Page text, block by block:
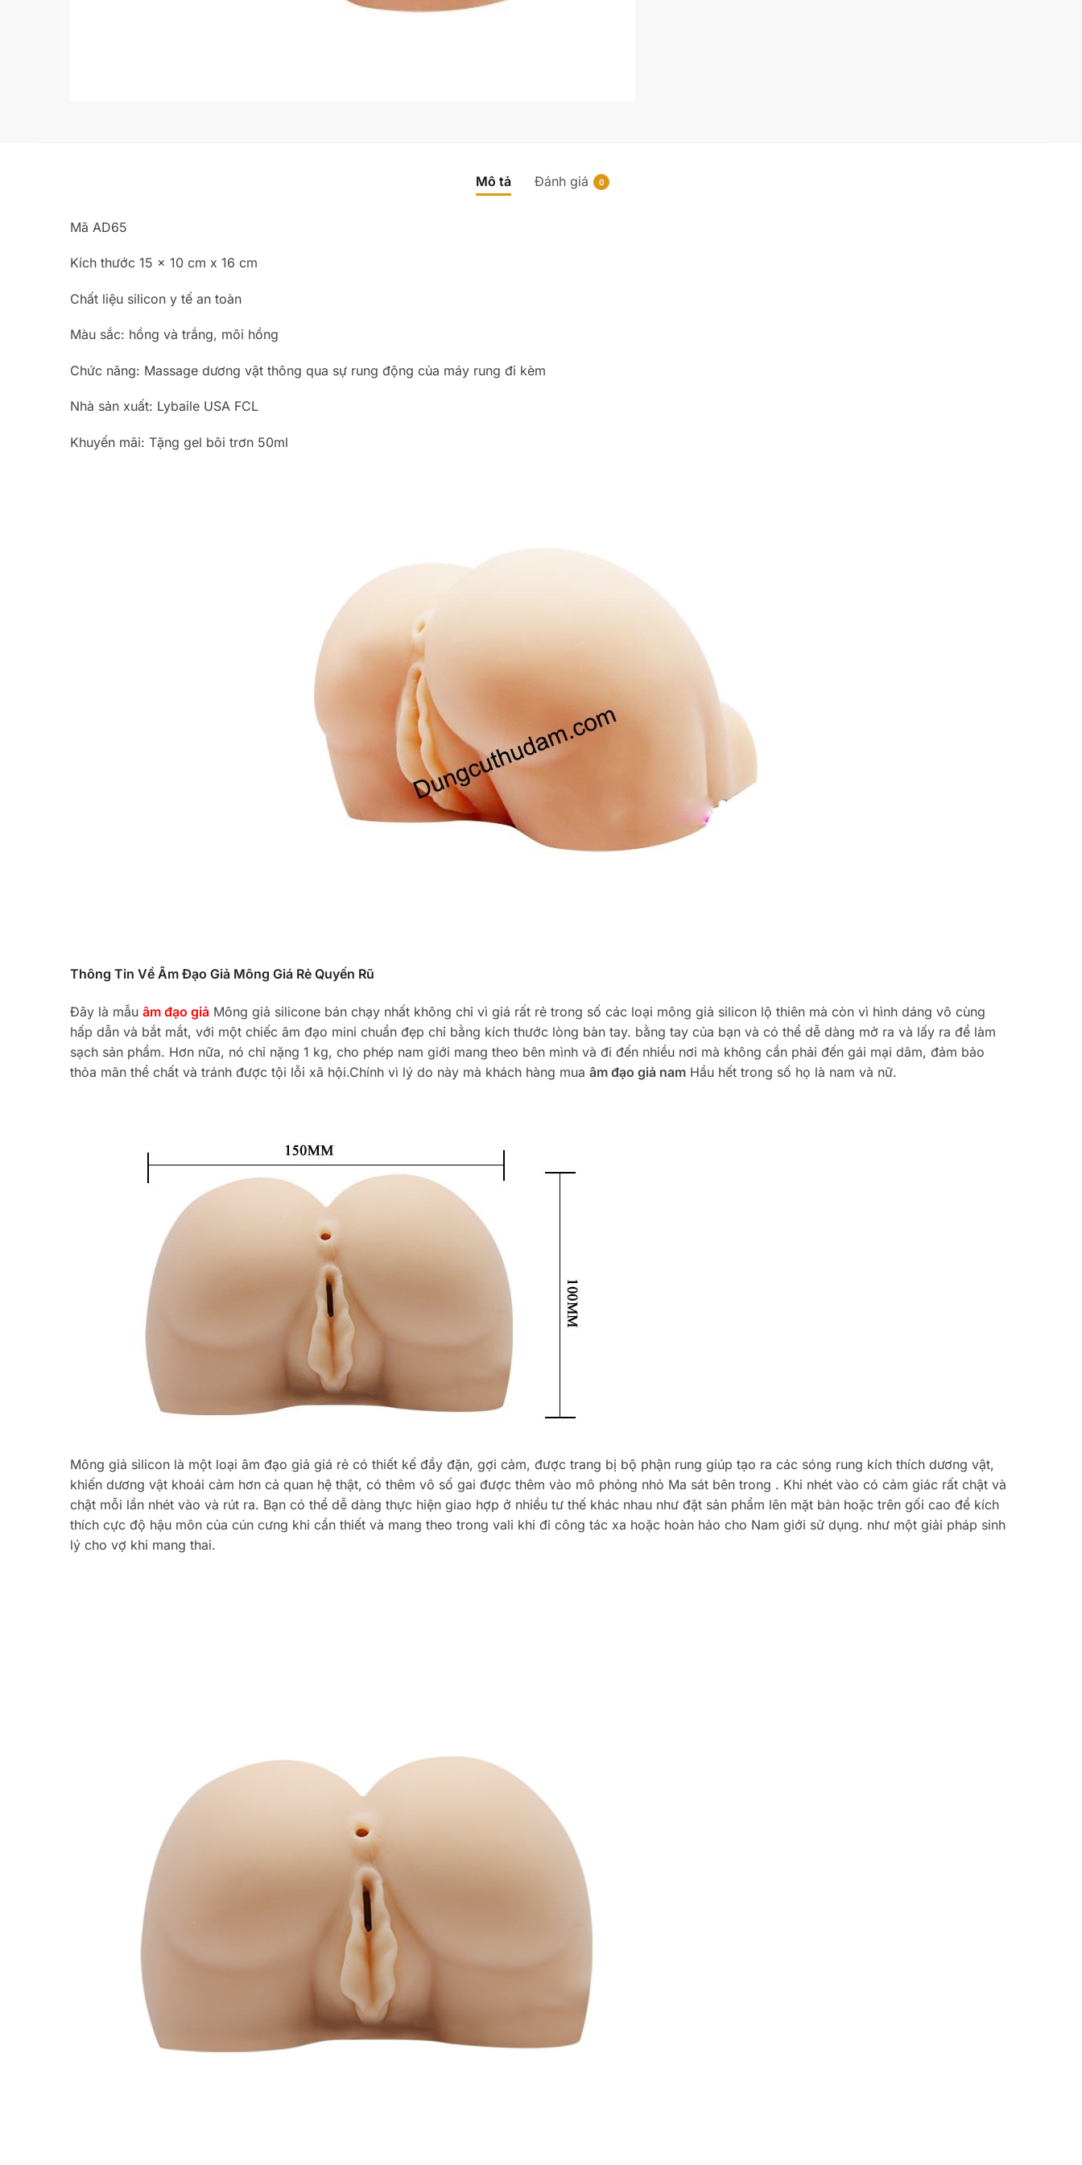
Mô tả Đánh giá 0
Mã AD65
Kích thước 15 x 10 cm x 16 cm
Chất liệu silicon y tế an toàn
Màu sắc: hồng và trắng, môi hồng
Chức năng: Massage dương vật thông qua sự rung động của máy rung đi kèm
Nhà sản xuất: Lybaile USA FCL
Khuyến mãi: Tặng gel bôi trơn 50ml
Thông Tin Về Âm Đạo Giả Mông Giá Rẻ Quyến Rũ
Đây là mẫuâm đạo giả Mông giả silicone bán chạy nhất không chỉ vì giá rất rẻ trong số các loại mông giả silicon lộ thiên mà còn vì hình dáng vô cùng
hấp dẫn và bắt mắt, với một chiếc âm đạo mini chuẩn đẹp chỉ bằng kích thước lòng bàn tay. bằng tay của bạn và có thể dễ dàng mở ra và lấy ra để làm
sạch sản phẩm. Hơn nữa, nó chỉ nặng 1 kg, cho phép nam giới mang theo bên mình và đi đến nhiều nơi mà không cần phải đến gái mại dâm, đảm bảo
thỏa mãn thể chất và tránh được tội lỗi xã hội.Chính vì lý do này mà khách hàng muaâm đạo giả nam Hầu hết trong số họ là nam và nữ.
Mông giả silicon là một loại âm đạo giả giá rẻ có thiết kế đầy đặn, gợi cảm, được trang bị bộ phận rung giúp tạo ra các sóng rung kích thích dương vật,
khiến dương vật khoái cảm hơn cả quan hệ thật, có thêm vô số gai được thêm vào mô phỏng nhỏ Ma sát bên trong . Khi nhét vào có cảm giác rất chật và
chật mỗi lần nhét vào và rút ra. Bạn có thể dễ dàng thực hiện giao hợp ở nhiều tư thế khác nhau như đặt sản phẩm lên mặt bàn hoặc trên gối cao để kích
thích cực độ hậu môn của cún cưng khi cần thiết và mang theo trong vali khi đi công tác xa hoặc hoàn hảo cho Nam giới sử dụng. như một giải pháp sinh
lý cho vợ khi mang thai.